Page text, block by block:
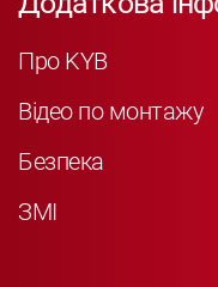
Про KYB
Відео по монтажу
Безпека
ЗМІ